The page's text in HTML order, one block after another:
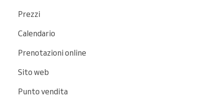
Prezzi
Calendario
Prenotazioni online
Sito web
Punto vendita